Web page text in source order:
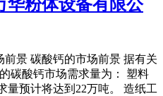
华粉体设备有限公
景 碳酸钙的市场前景 据有关
碳酸钙市场需求量为： 塑料
量预计将达到22万吨。 造纸工